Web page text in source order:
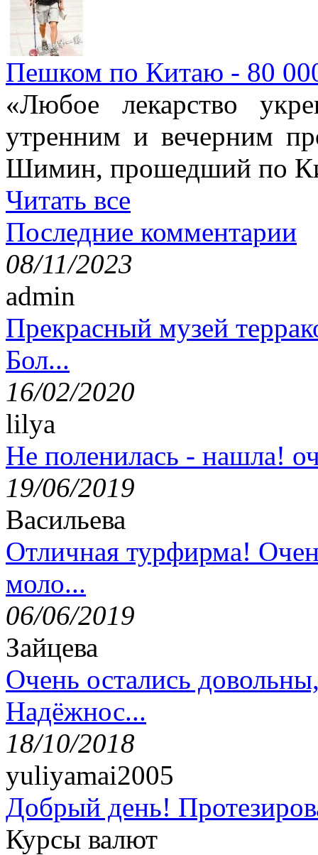
Пешком по Китаю - 80
«Любое лекарство
утренним и вечерним
Шимин, прошедший по
Читать все
Последние комментарии
08/11/2023
admin
Прекрасный музей
Бол...
16/02/2020
lilya
Не поленилась - нашла!
19/06/2019
Васильева
Отличная турфирма!
моло...
06/06/2019
Зайцева
Очень остались
Надёжнос...
18/10/2018
yuliyamai2005
Добрый день!
Курсы валют